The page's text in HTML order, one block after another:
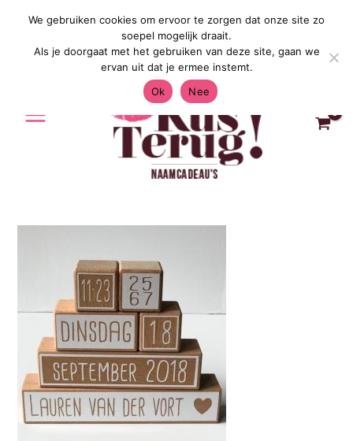
Gratis Verzending in Nederland &
We gebruiken cookies om ervoor te zorgen dat onze site zo
soepel mogelijk draait.
Als je doorgaat met het gebruiken van deze site, gaan we
ervan uit dat je ermee instemt.
Ok
Nee